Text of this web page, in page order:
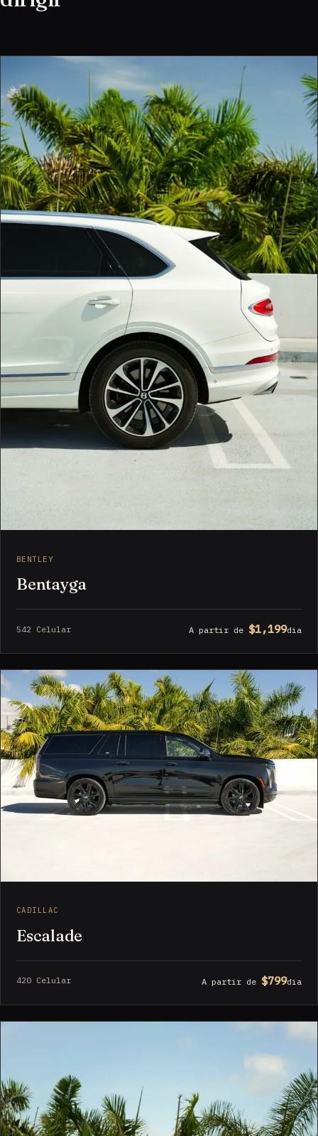
BENTLEY
Bentayga
542 Celular A partir de $1,199dia
CADILLAC
Escalade
420 Celular A partir de $799dia